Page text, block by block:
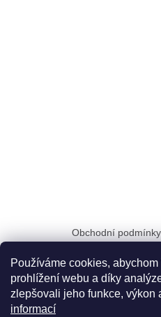
Používáme cookies,
prohlížení webu a díky
zlepšovali jeho funkce, výkon
informací
Obchodní podmínky
Doprava a možnosti platby